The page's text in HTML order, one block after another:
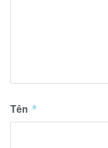
Tên *